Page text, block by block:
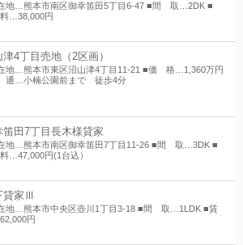
地…熊本市南区御幸笛田5丁目6-47 ■間 取…2DK ■
…38,000円
津4丁目売地（2区画）
地…熊本市東区沼山津4丁目11-21 ■価 格…1,360万円
…小楠公園前まで 徒歩4分
笛田7丁目長木様貸家
地…熊本市南区御幸笛田7丁目11-26 ■間 取…3DK ■
…47,000円(1台込）
貸家Ⅲ
地…熊本市中央区壺川1丁目3-18 ■間 取…1LDK ■賃
円